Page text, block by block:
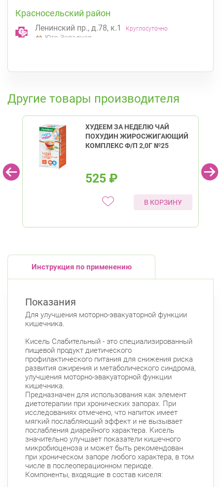
Красносельский район
Ленинский пр., д.78, к.1 Круглосуточно
Юго-Западная
Авиационная улица, д. 7 Круглосуточно
Невский район
Фрунзенский район
Дунайский пр., д. 34/16
Дунайская
Другие товары производителя
ХУДЕЕМ ЗА НЕДЕЛЮ ЧАЙ
ПОХУДИН ЖИРОСЖИГАЮЩИЙ
КОМПЛЕКС Ф/П 2,0Г №25
525 ₽
В КОРЗИНУ
Инструкция по применению
Показания
Для улучшения моторно-эвакуаторной функции
кишечника.
Кисель Слабительный - это специализированный
пищевой продукт диетического
профилактического питания для снижения риска
развития ожирения и метаболического синдрома,
улучшения моторно-эвакуаторной функции
кишечника.
Предназначен для использования как элемент
диетотерапии при хронических запорах. При
исследованиях отмечено, что напиток имеет
мягкий послабляющий эффект и не вызывает
послабления диарейного характера. Кисель
значительно улучшает показатели кишечного
микробиоценоза и может быть рекомендован
при хроническом запоре любого характера, в том
числе в послеоперационном периоде.
Компоненты, входящие в состав киселя: